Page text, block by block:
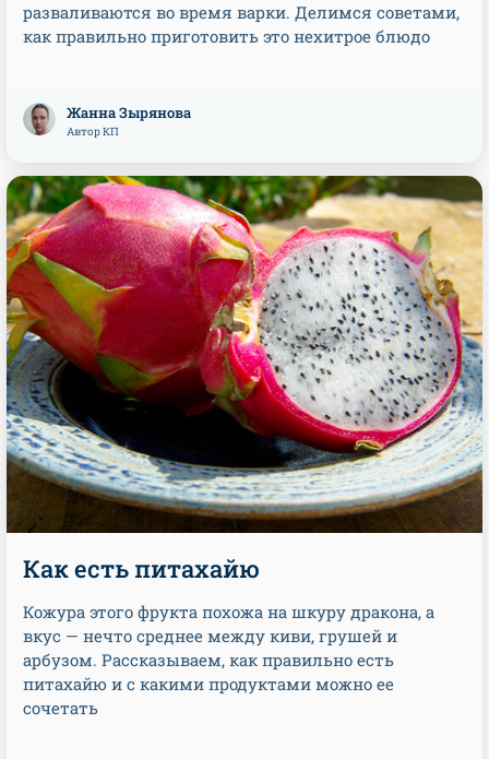
разваливаются во время варки. Делимся советами,
как правильно приготовить это нехитрое блюдо
Жанна Зырянова
Автор КП
Как есть питахайю
Кожура этого фрукта похожа на шкуру дракона, а
вкус — нечто среднее между киви, грушей и
арбузом. Рассказываем, как правильно есть
питахайю и с какими продуктами можно ее
сочетать